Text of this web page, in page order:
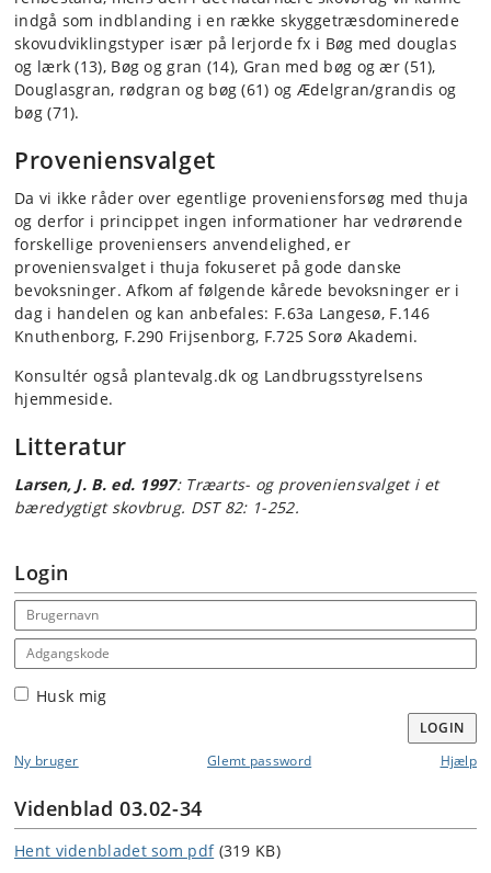
indgå som indblanding i en række skyggetræsdominerede
skovudviklingstyper især på lerjorde fx i Bøg med douglas
og lærk (13), Bøg og gran (14), Gran med bøg og ær (51),
Douglasgran, rødgran og bøg (61) og Ædelgran/grandis og
bøg (71).
Proveniensvalget
Da vi ikke råder over egentlige proveniensforsøg med thuja
og derfor i princippet ingen informationer har vedrørende
forskellige proveniensers anvendelighed, er
proveniensvalget i thuja fokuseret på gode danske
bevoksninger. Afkom af følgende kårede bevoksninger er i
dag i handelen og kan anbefales: F.63a Langesø, F.146
Knuthenborg, F.290 Frijsenborg, F.725 Sorø Akademi.
Konsultér også plantevalg.dk og Landbrugsstyrelsens
hjemmeside.
Litteratur
Larsen, J. B. ed. 1997: Træarts- og proveniensvalget i et
bæredygtigt skovbrug. DST 82: 1-252.
Login
Email address
Adgangskode
Husk mig
LOGIN
Ny bruger
Glemt password Hjælp
Videnblad 03.02-34
Hent videnbladet som pdf (319 KB)